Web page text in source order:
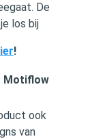
De
los bij
!
Motiflow
ook
van